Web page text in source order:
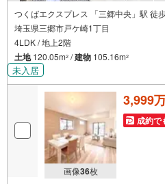
つくばエクスプレス 「三郷中央」駅 徒
埼玉県三郷市戸ケ崎1丁目
4LDK / 地上2階
土地120.05m2 /建物 105.16m2
未入居
画像36枚
3,999
成約で